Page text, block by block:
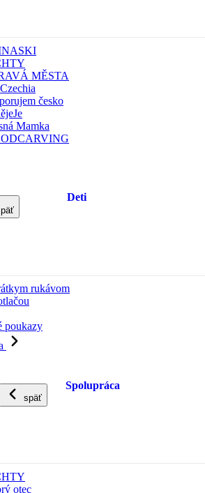
MĚSTA
česko
Mamka
Deti
rukávom
poukazy
späť
Spolupráca
otec